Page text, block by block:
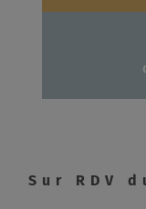
Sur RDV